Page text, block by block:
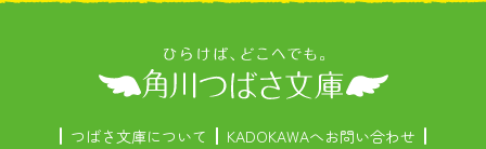
つばさ文庫について
KADOKAWAへお問い合わせ